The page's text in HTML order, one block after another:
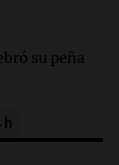
estudio
su peña
h